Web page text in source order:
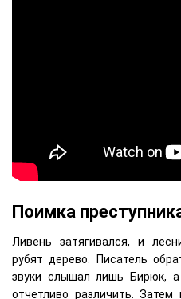
Поимка
Ливень затягивался, и
рубят дерево. Писатель
звуки слышал лишь Бирюк, а
отчетливо различить.